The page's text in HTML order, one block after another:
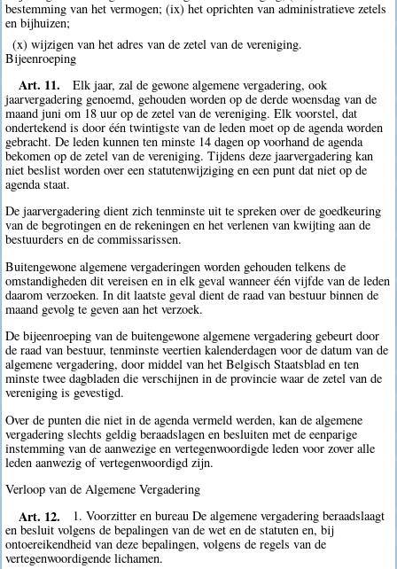
bestemming van het vermogen; (ix) het oprichten van administratieve zetels
en bijhuizen;
(x) wijzigen van het adres van de zetel van de vereniging.
Bijeenroeping
Art. 11.
Elk jaar, zal de gewone algemene vergadering, ook
jaarvergadering genoemd, gehouden worden op de derde woensdag van de
maand juni om 18 uur op de zetel van de vereniging. Elk voorstel, dat
ondertekend is door één twintigste van de leden moet op de agenda worden
gebracht. De leden kunnen ten minste 14 dagen op voorhand de agenda
bekomen op de zetel van de vereniging. Tijdens deze jaarvergadering kan
niet beslist worden over een statutenwijziging en een punt dat niet op de
agenda staat.
De jaarvergadering dient zich tenminste uit te spreken over de goedkeuring
van de begrotingen en de rekeningen en het verlenen van kwijting aan de
bestuurders en de commissarissen.
Buitengewone algemene vergaderingen worden gehouden telkens de
omstandigheden dit vereisen en in elk geval wanneer één vijfde van de leden
daarom verzoeken. In dit laatste geval dient de raad van bestuur binnen de
maand gevolg te geven aan het verzoek.
De bijeenroeping van de buitengewone algemene vergadering gebeurt door
de raad van bestuur, tenminste veertien kalenderdagen voor de datum van de
algemene vergadering, door middel van het Belgisch Staatsblad en ten
minste twee dagbladen die verschijnen in de provincie waar de zetel van de
vereniging is gevestigd.
Over de punten die niet in de agenda vermeld werden, kan de algemene
vergadering slechts geldig beraadslagen en besluiten met de eenparige
instemming van de aanwezige en vertegenwoordigde leden voor zover alle
leden aanwezig of vertegenwoordigd zijn.
Verloop van de Algemene Vergadering
Art. 12.
1. Voorzitter en bureau De algemene vergadering beraadslaagt
en besluit volgens de bepalingen van de wet en de statuten en, bij
ontoereikendheid van deze bepalingen, volgens de regels van de
vertegenwoordigende lichamen.